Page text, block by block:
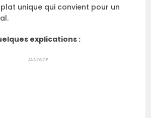
unique qui convient pour un
explications :
ANNONCE